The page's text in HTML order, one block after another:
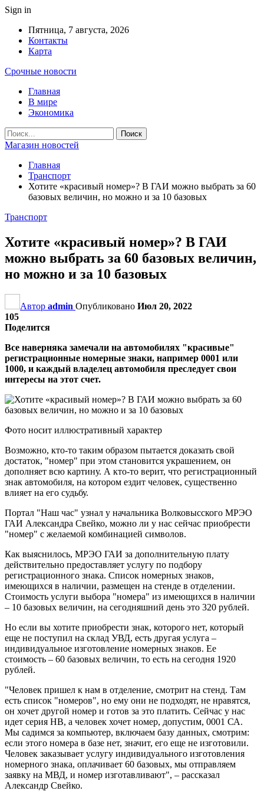
Sign in
Пятница, 7 августа, 2026
Контакты
Карта
Срочные новости
Главная
В мире
Экономика
Магазин новостей
Главная
Транспорт
Хотите «красивый номер»? В ГАИ можно выбрать за 60
базовых величин, но можно и за 10 базовых
Транспорт
Хотите «красивый номер»? В ГАИ
можно выбрать за 60 базовых величин,
но можно и за 10 базовых
Автор admin Опубликовано Июл 20, 2022
105
Поделится
Все наверняка замечали на автомобилях "красивые"
регистрационные номерные знаки, например 0001 или
1000, и каждый владелец автомобиля преследует свои
интересы на этот счет.
Фото носит иллюстративный характер
Возможно, кто-то таким образом пытается доказать свой
достаток, "номер" при этом становится украшением, он
дополняет всю картину. А кто-то верит, что регистрационный
знак автомобиля, на котором ездит человек, существенно
влияет на его судьбу.
Портал "Наш час" узнал у начальника Волковысского МРЭО
ГАИ Александра Свейко, можно ли у нас сейчас приобрести
"номер" с желаемой комбинацией символов.
Как выяснилось, МРЭО ГАИ за дополнительную плату
действительно предоставляет услугу по подбору
регистрационного знака. Список номерных знаков,
имеющихся в наличии, размещен на стенде в отделении.
Стоимость услуги выбора "номера" из имеющихся в наличии
– 10 базовых величин, на сегодняшний день это 320 рублей.
Но если вы хотите приобрести знак, которого нет, который
еще не поступил на склад УВД, есть другая услуга –
индивидуальное изготовление номерных знаков. Ее
стоимость – 60 базовых величин, то есть на сегодня 1920
рублей.
"Человек пришел к нам в отделение, смотрит на стенд. Там
есть список "номеров", но ему они не подходят, не нравятся,
он хочет другой номер и готов за это платить. Сейчас у нас
идет серия НВ, а человек хочет номер, допустим, 0001 СА.
Мы садимся за компьютер, включаем базу данных, смотрим:
если этого номера в базе нет, значит, его еще не изготовили.
Человек заказывает услугу индивидуального изготовления
номерного знака, оплачивает 60 базовых, мы отправляем
заявку на МВД, и номер изготавливают", – рассказал
Александр Свейко.